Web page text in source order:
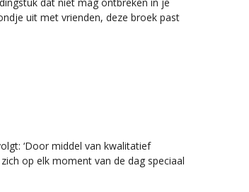
uit met vrienden, deze broek past
‘Door middel van kwalitatief
op elk moment van de dag speciaal